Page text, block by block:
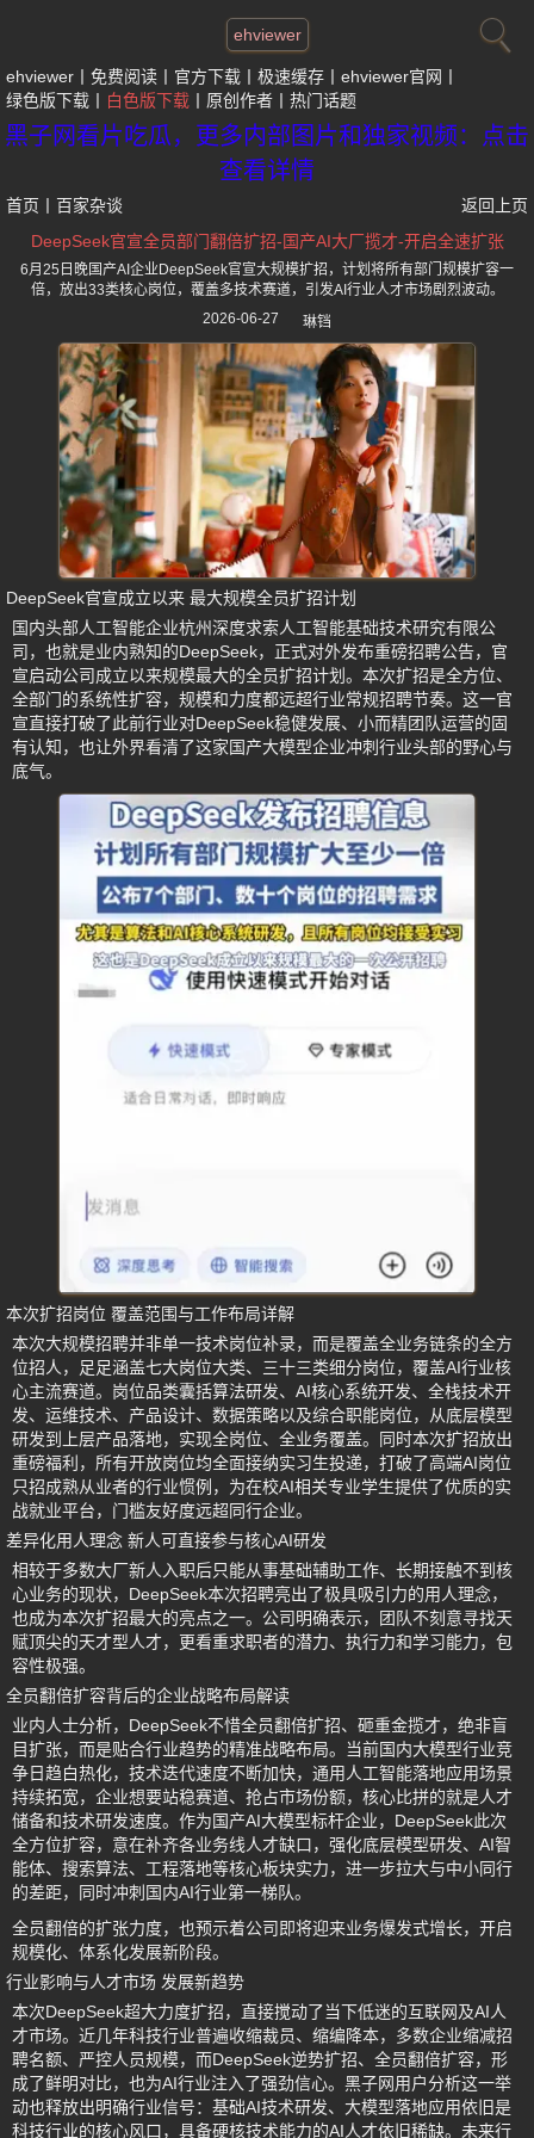
ehviewer
ehviewer 免费阅读 官方下载 极速缓存
ehviewer官网
绿色版下载
白色版下载 原创作者 热门话题
黑子网看片吃瓜，更多内部图片和独家视频：点击
查看详情
首页 百家杂谈
返回上页
DeepSeek官宣全员部门翻倍扩招-国产AI大厂揽才-开启全速扩张
6月25日晚国产AI企业DeepSeek官宣大规模扩招，计划将所有部门规模扩容一
倍，放出33类核心岗位，覆盖多技术赛道，引发AI行业人才市场剧烈波动。
2026-06-27
琳铛
DeepSeek官宣成立以来 最大规模全员扩招计划
国内头部人工智能企业杭州深度求索人工智能基础技术研究有限公
司，也就是业内熟知的DeepSeek，正式对外发布重磅招聘公告，官
宣启动公司成立以来规模最大的全员扩招计划。本次扩招是全方位、
全部门的系统性扩容，规模和力度都远超行业常规招聘节奏。这一官
宣直接打破了此前行业对DeepSeek稳健发展、小而精团队运营的固
有认知，也让外界看清了这家国产大模型企业冲刺行业头部的野心与
底气。
本次扩招岗位 覆盖范围与工作布局详解
本次大规模招聘并非单一技术岗位补录，而是覆盖全业务链条的全方
位招人，足足涵盖七大岗位大类、三十三类细分岗位，覆盖AI行业核
心主流赛道。岗位品类囊括算法研发、AI核心系统开发、全栈技术开
发、运维技术、产品设计、数据策略以及综合职能岗位，从底层模型
研发到上层产品落地，实现全岗位、全业务覆盖。同时本次扩招放出
重磅福利，所有开放岗位均全面接纳实习生投递，打破了高端AI岗位
只招成熟从业者的行业惯例，为在校AI相关专业学生提供了优质的实
战就业平台，门槛友好度远超同行企业。
差异化用人理念 新人可直接参与核心AI研发
相较于多数大厂新人入职后只能从事基础辅助工作、长期接触不到核
心业务的现状，DeepSeek本次招聘亮出了极具吸引力的用人理念，
也成为本次扩招最大的亮点之一。公司明确表示，团队不刻意寻找天
赋顶尖的天才型人才，更看重求职者的潜力、执行力和学习能力，包
容性极强。
全员翻倍扩容背后的企业战略布局解读
业内人士分析，DeepSeek不惜全员翻倍扩招、砸重金揽才，绝非盲
目扩张，而是贴合行业趋势的精准战略布局。当前国内大模型行业竞
争日趋白热化，技术迭代速度不断加快，通用人工智能落地应用场景
持续拓宽，企业想要站稳赛道、抢占市场份额，核心比拼的就是人才
储备和技术研发速度。作为国产AI大模型标杆企业，DeepSeek此次
全方位扩容，意在补齐各业务线人才缺口，强化底层模型研发、AI智
能体、搜索算法、工程落地等核心板块实力，进一步拉大与中小同行
的差距，同时冲刺国内AI行业第一梯队。
全员翻倍的扩张力度，也预示着公司即将迎来业务爆发式增长，开启
规模化、体系化发展新阶段。
行业影响与人才市场 发展新趋势
本次DeepSeek超大力度扩招，直接搅动了当下低迷的互联网及AI人
才市场。近几年科技行业普遍收缩裁员、缩编降本，多数企业缩减招
聘名额、严控人员规模，而DeepSeek逆势扩招、全员翻倍扩容，形
成了鲜明对比，也为AI行业注入了强劲信心。黑子网用户分析这一举
动也释放出明确行业信号：基础AI技术研发、大模型落地应用依旧是
科技行业的核心风口，具备硬核技术能力的AI人才依旧稀缺。未来行